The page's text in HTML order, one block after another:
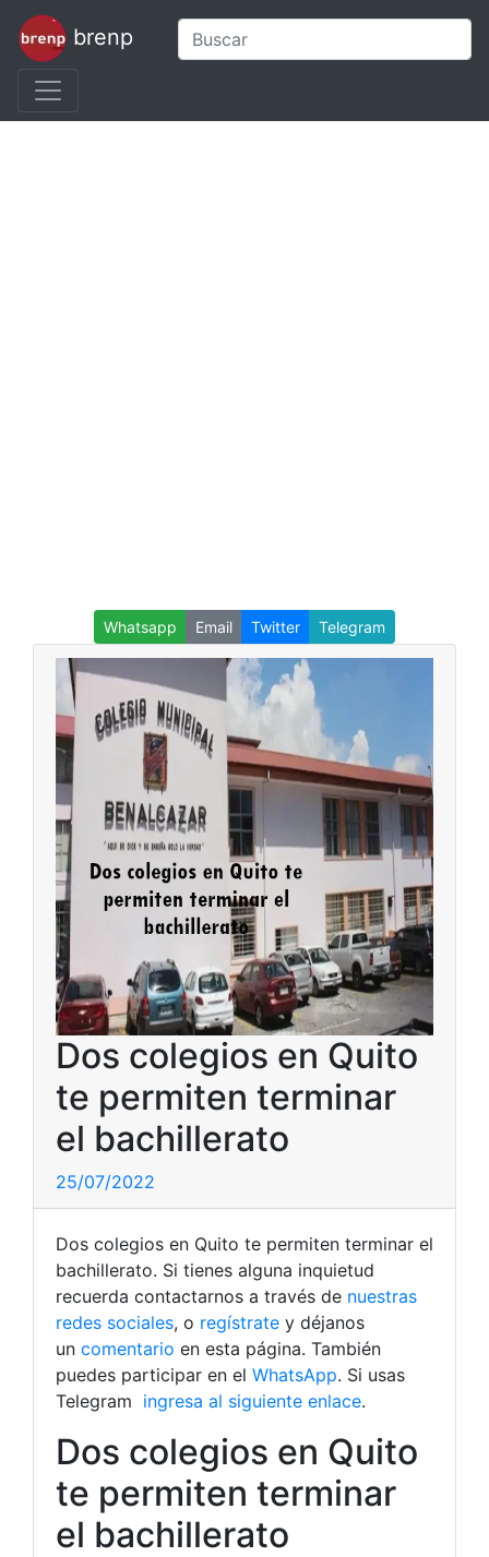
brenp
Whatsapp Email Twitter Telegram
Dos colegios en Quito
te permiten terminar
el bachillerato
25/07/2022
Dos colegios en Quito te permiten terminar el
bachillerato. Si tienes alguna inquietud
recuerda contactarnos a través de nuestras
redes sociales, o regístrate y déjanos
un comentario en esta página. También
puedes participar en el WhatsApp. Si usas
Telegram ingresa al siguiente enlace.
Dos colegios en Quito
te permiten terminar
el bachillerato